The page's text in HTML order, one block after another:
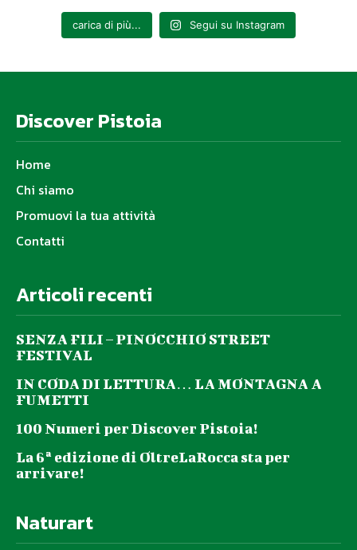
carica di più... Segui su Instagram
Discover Pistoia
Home
Chi siamo
Promuovi la tua attività
Contatti
Articoli recenti
SENZA FILI – PINOCCHIO STREET
FESTIVAL
IN CODA DI LETTURA… LA MONTAGNA A
FUMETTI
100 Numeri per Discover Pistoia!
La 6ª edizione di OltreLaRocca sta per
arrivare!
Naturart